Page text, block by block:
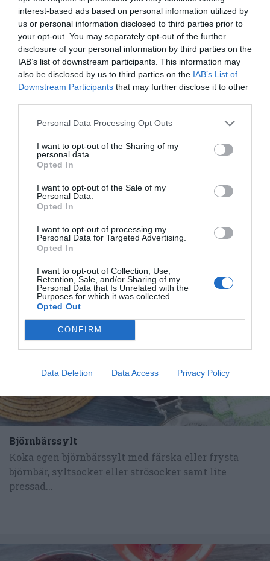
interest-based ads based on personal information utilized by
us or personal information disclosed to third parties prior to
your opt-out. You may separately opt-out of the further
disclosure of your personal information by third parties on the
IAB’s list of downstream participants. This information may
also be disclosed by us to third parties on the IAB’s List of
Downstream Participants that may further disclose it to other
Personal Data Processing Opt Outs
I want to opt-out of the Sharing of my
personal data.
Opted In
I want to opt-out of the Sale of my
Personal Data.
Opted In
I want to opt-out of processing my
Personal Data for Targeted Advertising.
Opted In
I want to opt-out of Collection, Use,
Retention, Sale, and/or Sharing of my
Personal Data that Is Unrelated with the
Purposes for which it was collected.
Opted Out
CONFIRM
Data Deletion Data Access Privacy Policy
Röd äppelmarmelad med aprikos
Koka en vackert röd äppelmarmelad med röda
Rosette-äpplen smaksatt med lite torkad aprikos
samt vanilj...
Björnbärssylt
Koka egen björnbärssylt med färska eller frysta
björnbär, syltsocker eller strösocker samt lite
pressad...
RECEPT